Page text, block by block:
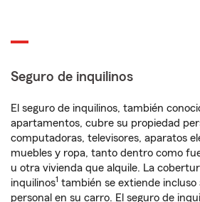
Seguro de inquilinos
El seguro de inquilinos, también
apartamentos, cubre su propiedad
computadoras, televisores, aparatos
muebles y ropa, tanto dentro como
u otra vivienda que alquile. La
inquilinos1 también se extiende incluso
personal en su carro. El seguro de